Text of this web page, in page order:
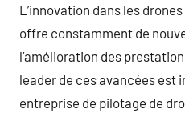
L’innovation dans les
offre constamment de
l’amélioration des
leader de ces avancées est
entreprise de pilotage de